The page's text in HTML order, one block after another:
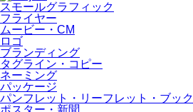
スモールグラフィック
フライヤー
ムービー・CM
ロゴ
ブランディング
タグライン・コピー
ネーミング
パッケージ
パンフレット・リーフレット・ブック
ポスター・新聞